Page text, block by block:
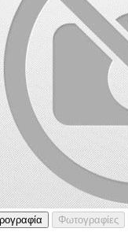
Φωτογραφίες